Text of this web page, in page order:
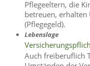
Pflegeeltern, die
betreuen,
(Pflegegeld).
Lebenslage
Auch freiberuflich